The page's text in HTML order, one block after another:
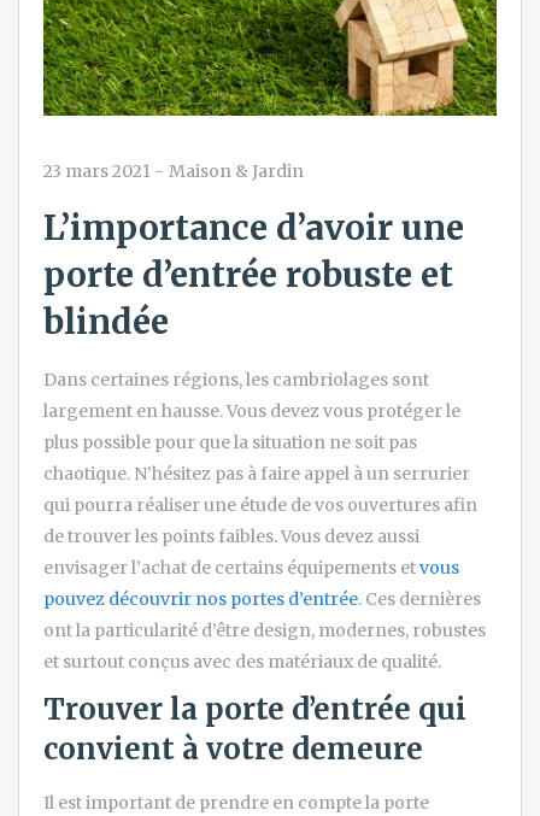
23 mars 2021 - Maison & Jardin
L’importance d’avoir une
porte d’entrée robuste et
blindée
Dans certaines régions, les cambriolages sont
largement en hausse. Vous devez vous protéger le
plus possible pour que la situation ne soit pas
chaotique. N’hésitez pas à faire appel à un serrurier
qui pourra réaliser une étude de vos ouvertures afin
de trouver les points faibles. Vous devez aussi
envisager l’achat de certains équipements etvous
pouvez découvrir nos portes d’entrée. Ces dernières
ont la particularité d’être design, modernes, robustes
et surtout conçus avec des matériaux de qualité.
Trouver la porte d’entrée qui
convient à votre demeure
Il est important de prendre en compte la porte